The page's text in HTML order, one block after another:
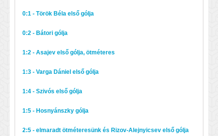
0:1 - Török Béla első gólja
0:2 - Bátori gólja
1:2 - Asajev első gólja, ötméteres
1:3 - Varga Dániel első gólja
1:4 - Szivós első gólja
1:5 - Hosnyánszky gólja
2:5 - elmaradt ötméteresünk és Rizov-Alejnyicsev első gólja